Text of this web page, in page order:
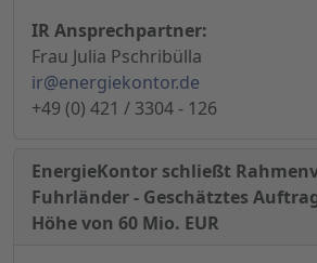
IR Ansprechpartner:
Frau Julia Pschribülla
ir@energiekontor.de
+49 (0) 421 / 3304 - 126
EnergieKontor schließt
Fuhrländer - Geschätztes
Höhe von 60 Mio. EUR